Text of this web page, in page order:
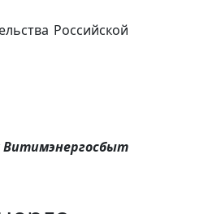
Российской